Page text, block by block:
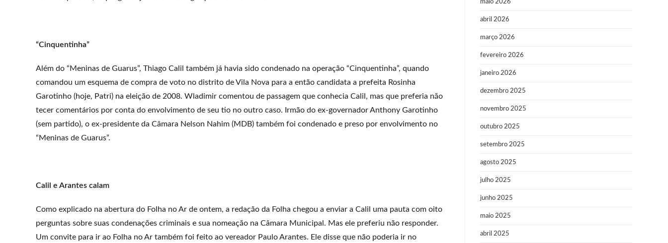
“Cinquentinha”
Além do “Meninas de Guarus”, Thiago Calil também já havia sido condenado na operação “Cinquentinha”, quando
comandou um esquema de compra de voto no distrito de Vila Nova para a então candidata a prefeita Rosinha
Garotinho (hoje, Patri) na eleição de 2008. Wladimir comentou de passagem que conhecia Calil, mas que preferia não
tecer comentários por conta do envolvimento de seu tio no outro caso. Irmão do ex-governador Anthony Garotinho
(sem partido), o ex-presidente da Câmara Nelson Nahim (MDB) também foi condenado e preso por envolvimento no
“Meninas de Guarus”.
Calil e Arantes calam
Como explicado na abertura do Folha no Ar de ontem, a redação da Folha chegou a enviar a Calil uma pauta com oito
perguntas sobre suas condenações criminais e sua nomeação na Câmara Municipal. Mas ele preferiu não responder.
Um convite para ir ao Folha no Ar também foi feito ao vereador Paulo Arantes. Ele disse que não poderia ir no
maio 2026
abril 2026
março 2026
fevereiro 2026
janeiro 2026
dezembro 2025
novembro 2025
outubro 2025
setembro 2025
agosto 2025
julho 2025
junho 2025
maio 2025
abril 2025